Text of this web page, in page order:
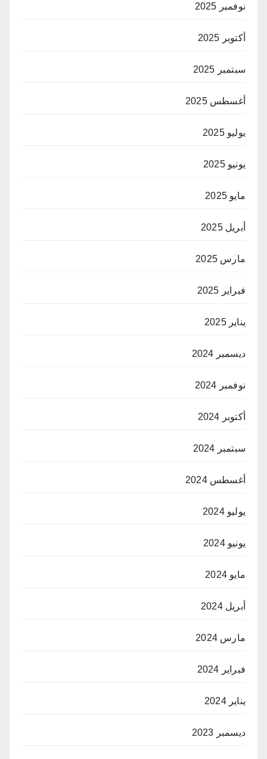
نوفمبر 2025
أكتوبر 2025
سبتمبر 2025
أغسطس 2025
يوليو 2025
يونيو 2025
مايو 2025
أبريل 2025
مارس 2025
فبراير 2025
يناير 2025
ديسمبر 2024
نوفمبر 2024
أكتوبر 2024
سبتمبر 2024
أغسطس 2024
يوليو 2024
يونيو 2024
مايو 2024
أبريل 2024
مارس 2024
فبراير 2024
يناير 2024
ديسمبر 2023